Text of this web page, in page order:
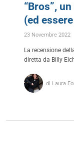
“Bros”,
(ed
23 Novembre 2022
La recensione
diretta da Billy
di Laura